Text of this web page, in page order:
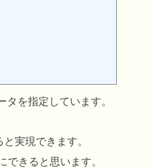
を指定しています。
実現できます。
きると思います。